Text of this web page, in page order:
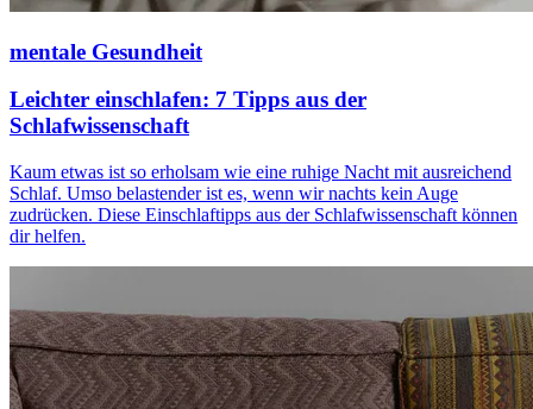
mentale Gesundheit
Leichter einschlafen: 7 Tipps aus der
Schlafwissenschaft
Kaum etwas ist so erholsam wie eine ruhige Nacht mit ausreichend
Schlaf. Umso belastender ist es, wenn wir nachts kein Auge
zudrücken. Diese Einschlaftipps aus der Schlafwissenschaft können
dir helfen.